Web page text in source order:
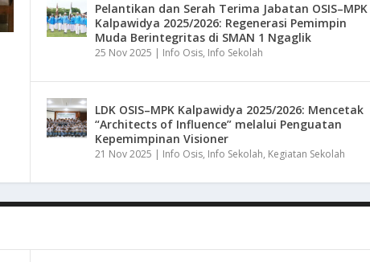
Pelantikan dan Serah Terima Jabatan OSIS–MPK
Kalpawidya 2025/2026: Regenerasi Pemimpin
Muda Berintegritas di SMAN 1 Ngaglik
25 Nov 2025 | Info Osis, Info Sekolah
LDK OSIS–MPK Kalpawidya 2025/2026: Mencetak
“Architects of Influence” melalui Penguatan
Kepemimpinan Visioner
21 Nov 2025 | Info Osis, Info Sekolah, Kegiatan Sekolah